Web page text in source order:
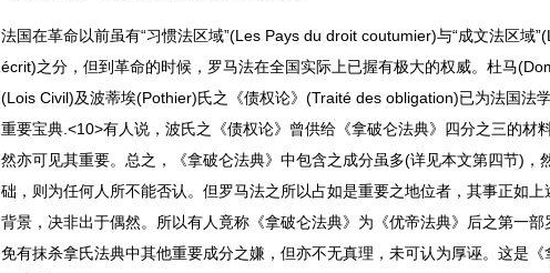
法国在革命以前虽有“习惯法区域”(Les Pays du droit coutumier)与“成文法区域
écrit)之分，但到革命的时候，罗马法在全国实际上已握有极大的权威。杜马
(Lois Civil)及波蒂埃(Pothier)氏之《债权论》(Traité des obligation)已为法国法
重要宝典.<10>有人说，波氏之《债权论》曾供给《拿破仑法典》四分之三的材
然亦可见其重要。总之，《拿破仑法典》中包含之成分虽多(详见本文第四节)，
础，则为任何人所不能否认。但罗马法之所以占如是重要之地位者，其事正如上
背景，决非出于偶然。所以有人竟称《拿破仑法典》为《优帝法典》后之第一部
免有抹杀拿氏法典中其他重要成分之嫌，但亦不无真理，未可认为厚诬。这是